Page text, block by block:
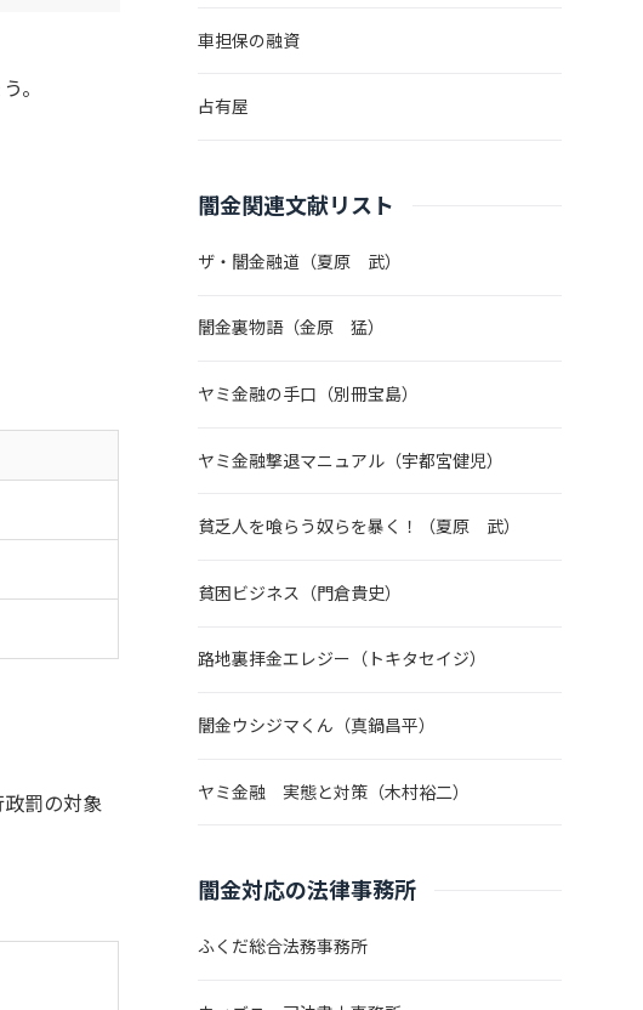
。
罰の対象
車担保の融資
占有屋
闇金関連文献リスト
ザ・闇金融道（夏原 武）
闇金裏物語（金原 猛）
ヤミ金融の手口（別冊宝島）
ヤミ金融撃退マニュアル（宇都宮健児）
貧乏人を喰らう奴らを暴く！（夏原 武）
貧困ビジネス（門倉貴史）
路地裏拝金エレジー（トキタセイジ）
闇金ウシジマくん（真鍋昌平）
ヤミ金融 実態と対策（木村裕二）
闇金対応の法律事務所
ふくだ総合法務事務所